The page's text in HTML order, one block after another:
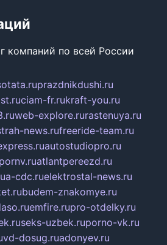
компаний по всей России
prazdnikdushi.ru
ciam-fr.rukraft-you.ru
web-explore.rurastenuya.ru
news.rufreeride-team.ru
autostudiopro.ru
pornv.ruatlantpereezd.ru
a-cdc.ruelektrostal-news.ru
budem-znakomye.ru
emfire.rupro-otdelky.ru
seks-uzbek.ruporno-vk.ru
vd-dosug.ruadonyev.ru